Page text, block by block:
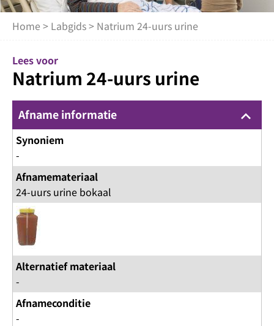
Home > Labgids> Natrium 24-uurs urine
Lees voor
Natrium 24-uurs urine
Afname informatie keyboard_arrow_up
Synoniem
-
Afnamemateriaal
24-uurs urine bokaal
Alternatief materiaal
-
Afnameconditie
-